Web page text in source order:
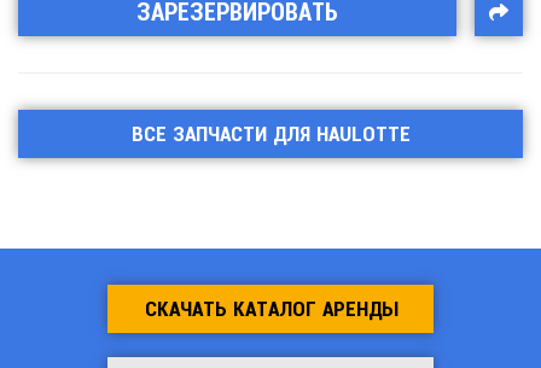
ЗАРЕЗЕРВИРОВАТЬ
ВСЕ ЗАПЧАСТИ ДЛЯ HAULOTTE
СКАЧАТЬ КАТАЛОГ АРЕНДЫ